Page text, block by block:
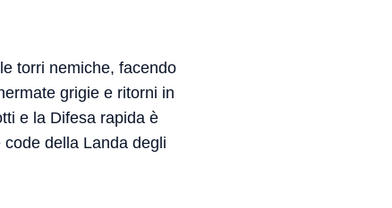
torri nemiche, facendo
grigie e ritorni in
e la Difesa rapida è
della Landa degli